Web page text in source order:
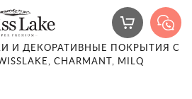
И ДЕКОРАТИВНЫЕ ПОКРЫТИЯ С
CHARMANT, MILQ